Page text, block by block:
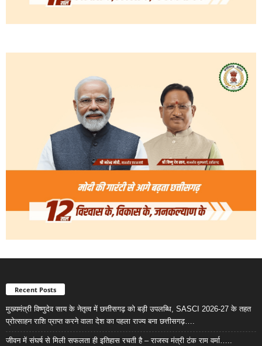
Recent Posts
मुख्यमंत्री विष्णुदेव साय के नेतृत्व में छत्तीसगढ़ को बड़ी उपलब्धि, SASCI 2026-27 के तहत
प्रोत्साहन राशि प्राप्त करने वाला देश का पहला राज्य बना छत्तीसगढ़….
जीवन में संघर्ष से मिली सफलता ही इतिहास रचती है – राजस्व मंत्री टंक राम वर्मा…..